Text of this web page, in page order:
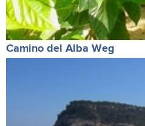
Camino del Alba Weg